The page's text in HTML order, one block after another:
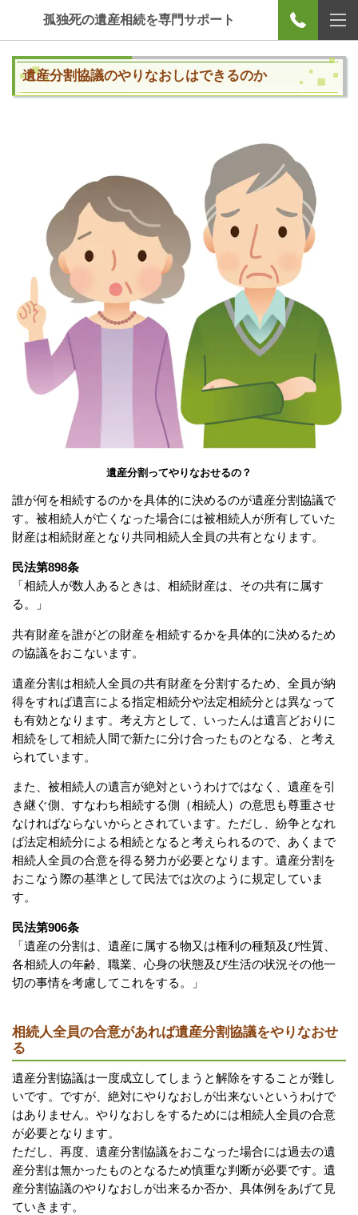
孤独死の遺産相続を専門サポート
遺産分割協議のやりなおしはできるのか
遺産分割ってやりなおせるの？
誰が何を相続するのかを具体的に決めるのが遺産分割協議で
す。被相続人が亡くなった場合には被相続人が所有していた
財産は相続財産となり共同相続人全員の共有となります。
民法第898条
「相続人が数人あるときは、相続財産は、その共有に属す
る。」
共有財産を誰がどの財産を相続するかを具体的に決めるため
の協議をおこないます。
遺産分割は相続人全員の共有財産を分割するため、全員が納
得をすれば遺言による指定相続分や法定相続分とは異なって
も有効となります。考え方として、いったんは遺言どおりに
相続をして相続人間で新たに分け合ったものとなる、と考え
られています。
また、被相続人の遺言が絶対というわけではなく、遺産を引
き継ぐ側、すなわち相続する側（相続人）の意思も尊重させ
なければならないからとされています。ただし、紛争となれ
ば法定相続分による相続となると考えられるので、あくまで
相続人全員の合意を得る努力が必要となります。遺産分割を
おこなう際の基準として民法では次のように規定していま
す。
民法第906条
「遺産の分割は、遺産に属する物又は権利の種類及び性質、
各相続人の年齢、職業、心身の状態及び生活の状況その他一
切の事情を考慮してこれをする。」
相続人全員の合意があれば遺産分割協議をやりなおせ
る
遺産分割協議は一度成立してしまうと解除をすることが難し
いです。 ですが、絶対にやりなおしが出来ないというわけで
はありません。やりなおしをするためには相続人全員の合意
が必要となります。
ただし、再度、遺産分割協議をおこなった場合には過去の遺
産分割は無かったものとなるため慎重な判断が必要です。遺
産分割協議のやりなおしが出来るか否か、具体例をあげて見
ていきます。